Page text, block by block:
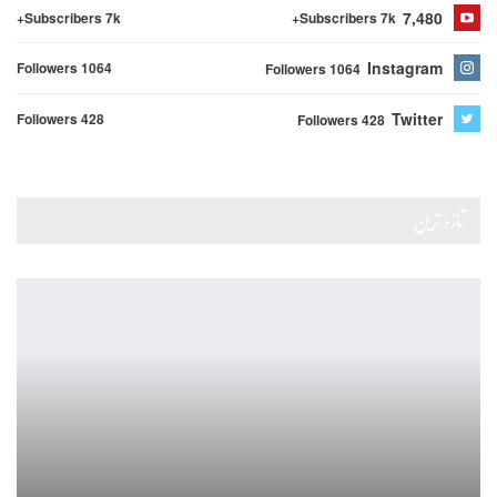
7,480
Subscribers 7k+
Subscribers 7k+
Instagram
Followers 1064
Followers 1064
Twitter
Followers 428
Followers 428